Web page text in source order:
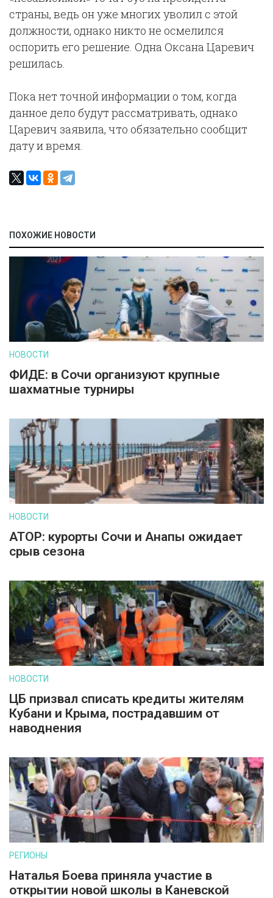
страны, ведь он уже многих уволил с этой
должности, однако никто не осмелился
оспорить его решение. Одна Оксана Царевич
решилась.
Пока нет точной информации о том, когда
данное дело будут рассматривать, однако
Царевич заявила, что обязательно сообщит
дату и время.
ПОХОЖИЕ НОВОСТИ
НОВОСТИ
ФИДЕ: в Сочи организуют крупные
шахматные турниры
НОВОСТИ
АТОР: курорты Сочи и Анапы ожидает
срыв сезона
НОВОСТИ
ЦБ призвал списать кредиты жителям
Кубани и Крыма, пострадавшим от
наводнения
РЕГИОНЫ
Наталья Боева приняла участие в
открытии новой школы в Каневской